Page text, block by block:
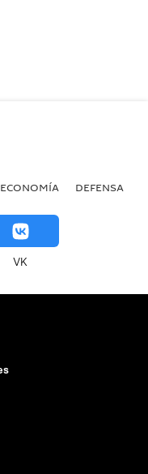
ECONOMÍA DEFENSA
VK